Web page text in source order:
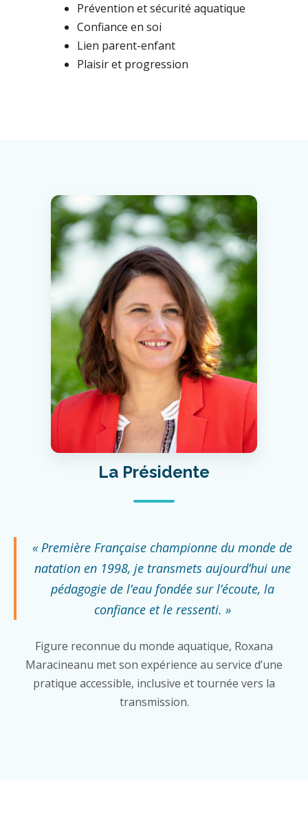
Prévention et sécurité aquatique
Confiance en soi
Lien parent-enfant
Plaisir et progression
La Présidente
« Première Française championne du monde de
natation en 1998, je transmets aujourd’hui une
pédagogie de l’eau fondée sur l’écoute, la
confiance et le ressenti. »
Figure reconnue du monde aquatique, Roxana
Maracineanu met son expérience au service d’une
pratique accessible, inclusive et tournée vers la
transmission.